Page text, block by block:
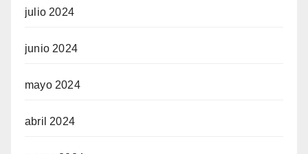
julio 2024
junio 2024
mayo 2024
abril 2024